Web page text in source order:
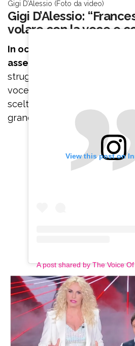
Gigi D’Alessio (Foto da video)
Gigi D’Alessio:
volare con la voce e
In occasione della
assegnato al giovane
struggente. “Francesco
voce e col violino – ha
scelto una canzone
grande Pino Mango”.
View this post on
A post shared by The Voice